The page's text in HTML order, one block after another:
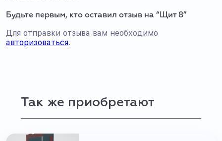
Будьте первым, кто оставил отзыв на “Щит 8”
Для отправки отзыва вам необходимо
авторизоваться.
Так же приобретают